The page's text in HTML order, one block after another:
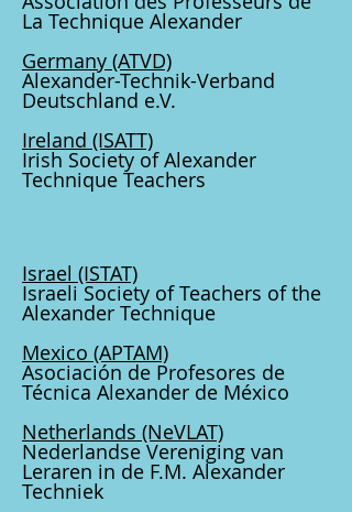
La Technique Alexander
Germany (ATVD)
Alexander-Technik-Verband
Deutschland e.V.
Ireland (ISATT)
Irish Society of Alexander
Technique Teachers
Israel (ISTAT)
Israeli Society of Teachers of the
Alexander Technique
Mexico (APTAM)
Asociación de Profesores de
Técnica Alexander de México
Netherlands (NeVLAT)
Nederlandse Vereniging van
Leraren in de F.M. Alexander
Techniek